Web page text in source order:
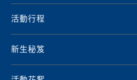
活動行程
新生秘笈